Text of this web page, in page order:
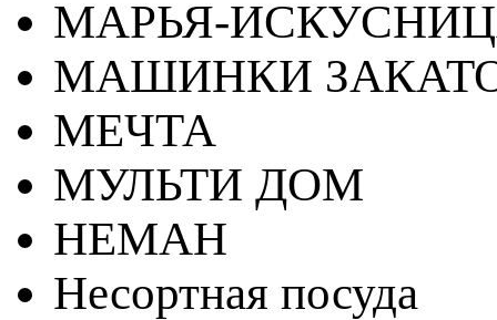
МАРЬЯ-
МАШИНКИ
МЕЧТА
МУЛЬТИ ДОМ
НЕМАН
Несортная посуда